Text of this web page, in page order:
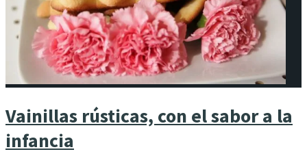
Vainillas rústicas, con el sabor a la
infancia